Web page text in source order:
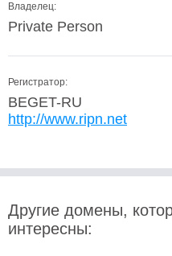
Владелец:
Private Person
Регистратор:
BEGET-RU
http://www.ripn.net
Другие домены,
интересны: